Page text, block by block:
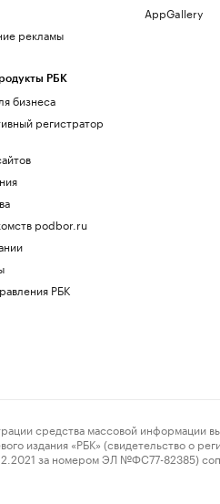
рекламы
РБК
бизнеса
регистратор
podbor.ru
РБК
AppGallery
средства массовой информации
издания «РБК» (свидетельство о
за номером ЭЛ №ФС77-82385)